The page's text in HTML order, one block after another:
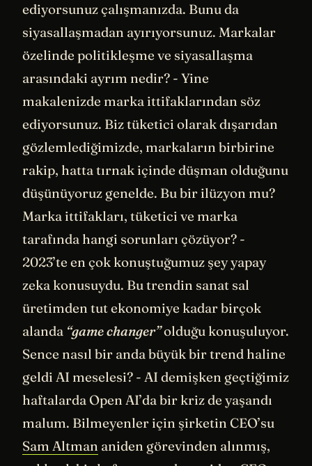
ediyorsunuz çalışmanızda. Bunu da
siyasallaşmadan ayırıyorsunuz. Markalar
özelinde politikleşme ve siyasallaşma
arasındaki ayrım nedir? - Yine
makalenizde marka ittifaklarından söz
ediyorsunuz. Biz tüketici olarak dışarıdan
gözlemlediğimizde, markaların birbirine
rakip, hatta tırnak içinde düşman olduğunu
düşünüyoruz genelde. Bu bir ilüzyon mu?
Marka ittifakları, tüketici ve marka
tarafında hangi sorunları çözüyor? -
2023’te en çok konuştuğumuz şey yapay
zeka konusuydu. Bu trendin sanat sal
üretimden tut ekonomiye kadar birçok
alanda “game changer”olduğu konuşuluyor.
Sence nasıl bir anda büyük bir trend haline
geldi AI meselesi? - AI demişken geçtiğimiz
haftalarda Open AI’da bir kriz de yaşandı
malum. Bilmeyenler için şirketin CEO’su
Sam Altman aniden görevinden alınmış,